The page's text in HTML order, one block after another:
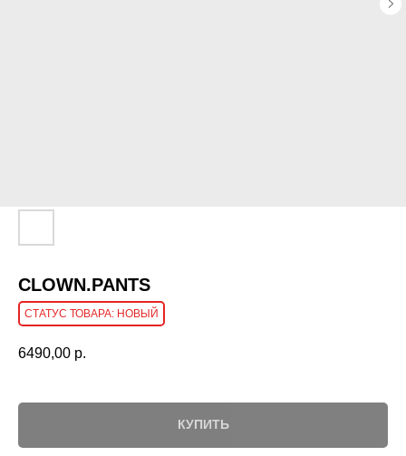
CLOWN.PANTS
НОВЫЙ
6490,00 р.
КУПИТЬ